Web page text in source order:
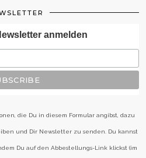
anmelden
die Du in diesem Formular angibst, dazu
und Dir Newsletter zu senden. Du kannst
Du auf den Abbestellungs-Link klickst (im